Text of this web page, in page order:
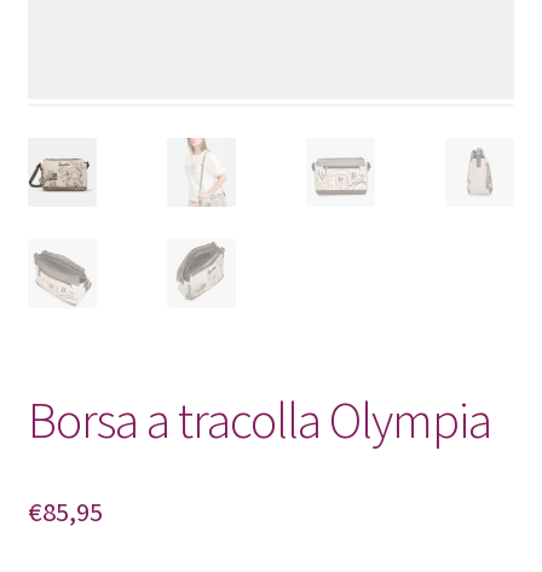
Borsa a tracolla Olympia
€85,95